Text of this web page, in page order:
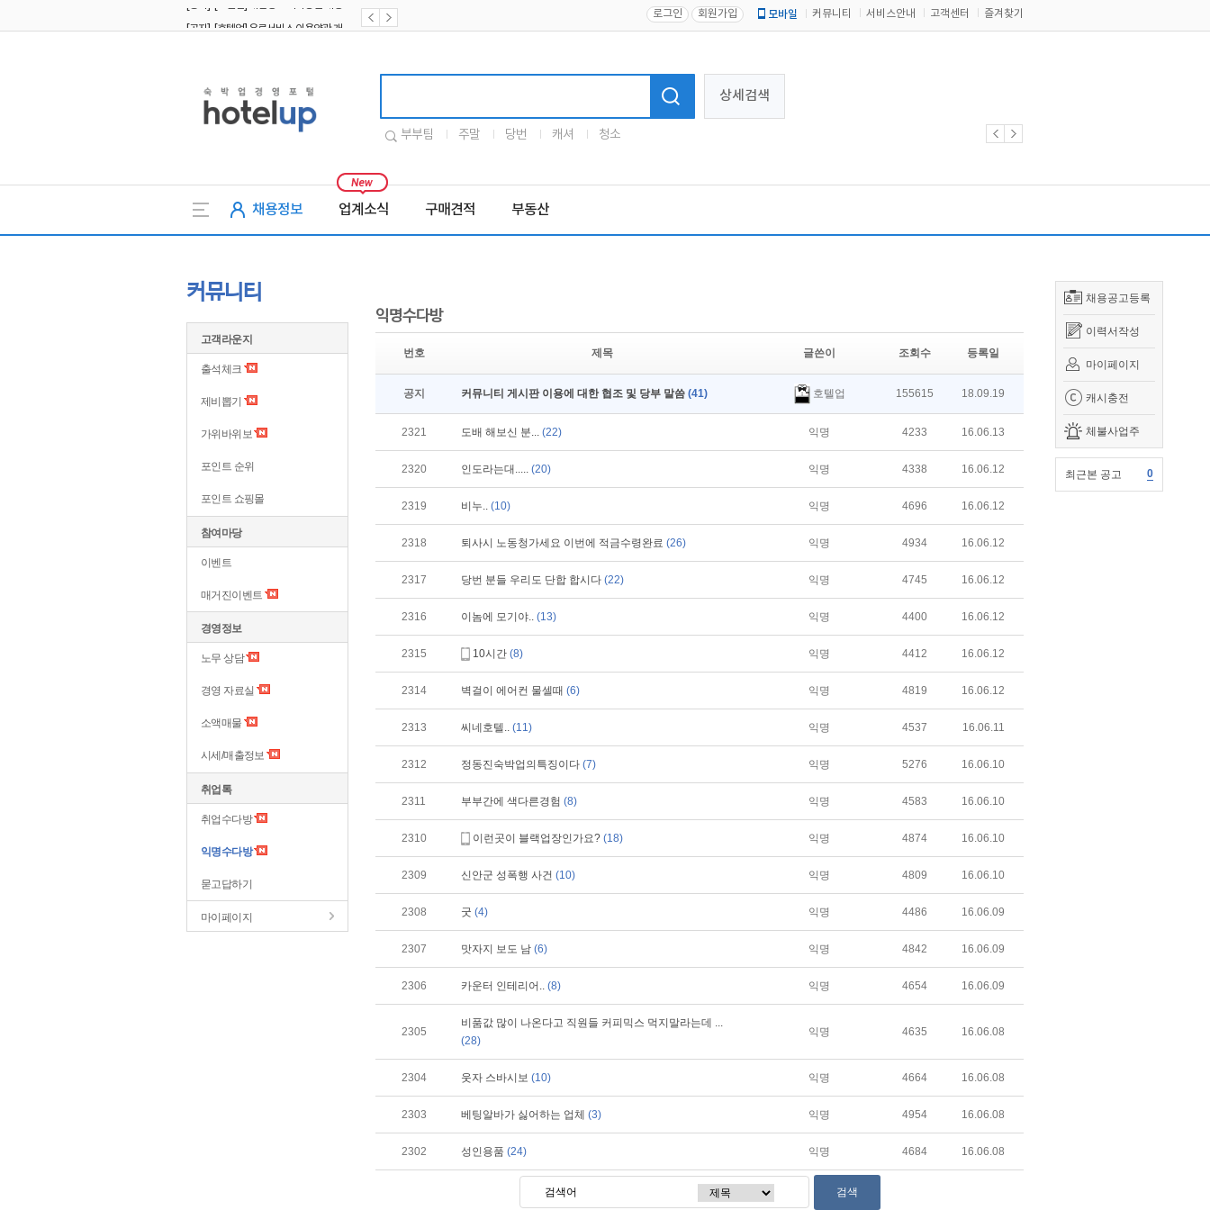
로그인 회원가입 모바일 커뮤니티 서비스안내 고객센터 즐겨찾기
상세검색
부부팀 주말 당번 캐셔 청소
채용정보 업계소식 구매견적 부동산
채용공고등록
이력서작성
마이페이지
캐시충전
체불사업주
최근본 공고 0
커뮤니티
고객라운지
출석체크
제비뽑기
가위바위보
포인트 순위
포인트 쇼핑몰
참여마당
이벤트
매거진이벤트
경영정보
노무 상담
경영 자료실
소액매물
시세/매출정보
취업톡
취업수다방
익명수다방
묻고답하기
마이페이지
익명수다방
번호 제목 글쓴이 조회수 등록일
공지 커뮤니티 게시판 이용에 대한 협조 및 당부 말씀 (41) 호텔업 155615 18.09.19
2321 도배 해보신 분... (22) 익명 4233 16.06.13
2320 인도라는대..... (20) 익명 4338 16.06.12
2319 비누.. (10) 익명 4696 16.06.12
2318 퇴사시 노동청가세요 이번에 적금수령완료 (26) 익명 4934 16.06.12
2317 당번 분들 우리도 단합 합시다 (22) 익명 4745 16.06.12
2316 이놈에 모기야.. (13) 익명 4400 16.06.12
2315 10시간 (8) 익명 4412 16.06.12
2314 벽걸이 에어컨 물셀때 (6) 익명 4819 16.06.12
2313 씨네호텔.. (11) 익명 4537 16.06.11
2312 정동진숙박업의특징이다 (7) 익명 5276 16.06.10
2311 부부간에 색다른경험 (8) 익명 4583 16.06.10
2310 이런곳이 블랙업장인가요? (18) 익명 4874 16.06.10
2309 신안군 성폭행 사건 (10) 익명 4809 16.06.10
2308 굿 (4) 익명 4486 16.06.09
2307 맛자지 보도 남 (6) 익명 4842 16.06.09
2306 카운터 인테리어.. (8) 익명 4654 16.06.09
2305
비품값 많이 나온다고 직원들 커피믹스 먹지말라는데 ...
(28)
익명 4635 16.06.08
2304 웃자 스바시보 (10) 익명 4664 16.06.08
2303 베팅알바가 싫어하는 업체 (3) 익명 4954 16.06.08
2302 성인용품 (24) 익명 4684 16.06.08